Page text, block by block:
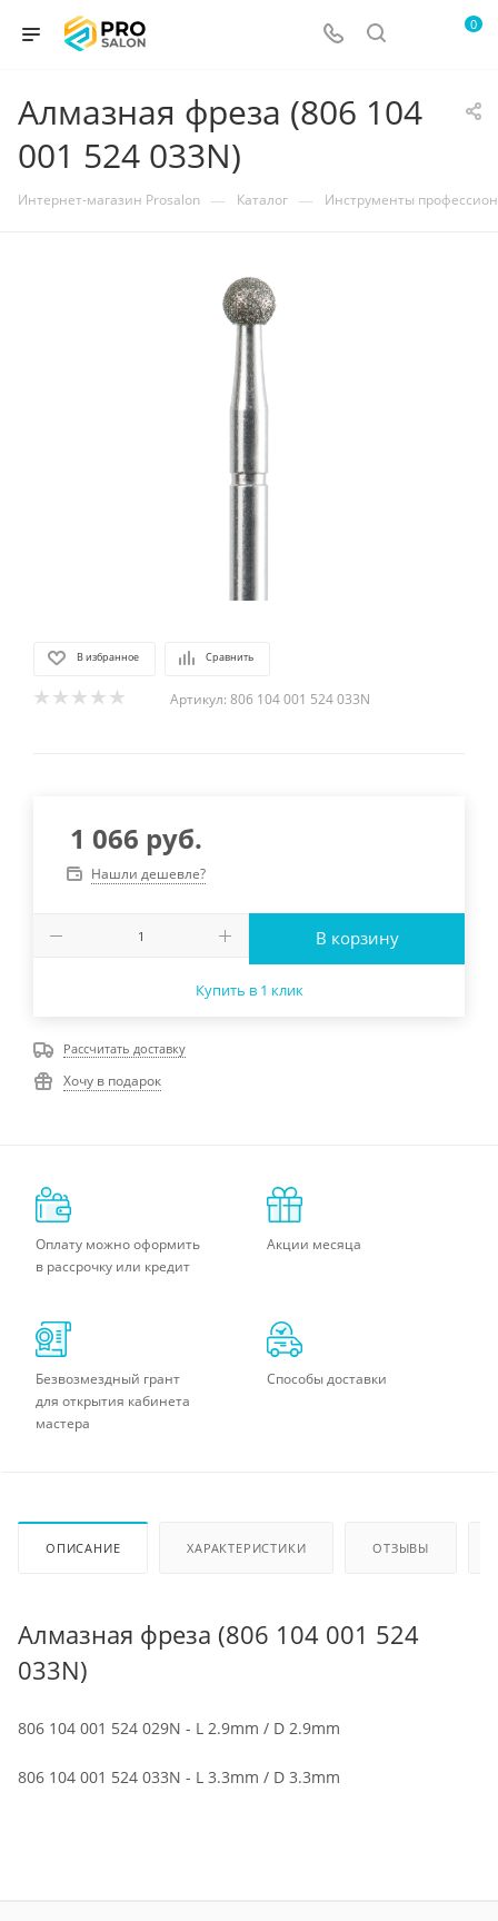
0
Алмазная фреза (806 104
001 524 033N)
Интернет-магазин Prosalon — Каталог — Инструменты
В избранное Сравнить
Артикул: 806 104 001 524 033N
1 066 руб.
Нашли дешевле?
В корзину
Купить в 1 клик
Рассчитать доставку
Хочу в подарок
Оплату можно оформить
в рассрочку или кредит
Акции месяца
Безвозмездный грант
для открытия кабинета
мастера
Способы доставки
ОПИСАНИЕ ХАРАКТЕРИСТИКИ ОТЗЫВЫ
Алмазная фреза (806 104 001 524
033N)
806 104 001 524 029N - L 2.9mm / D 2.9mm
806 104 001 524 033N - L 3.3mm / D 3.3mm